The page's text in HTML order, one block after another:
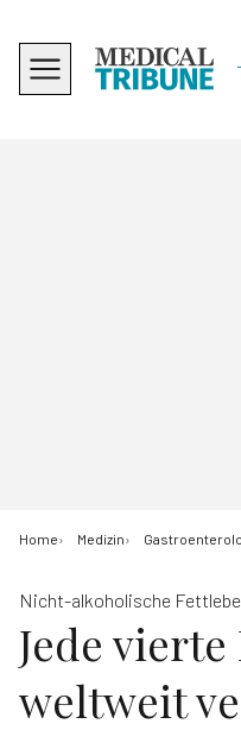
Home Medizin
Nicht-alkoholische
Jede
weltweit